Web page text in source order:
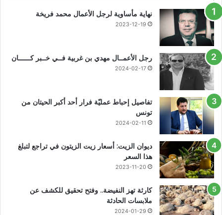
نهاية مأساوية لرجل الأعمال محمد فريخة
2023-12-19
رجل الأعمــال مهدي بن غربية فــي خــبر كــــــان
2024-02-17
تفاصيل إحباط عمليّة فرار أحد أكبر الحيتان من
تونس
2024-02-11
ديوان الزيت: أسعار زيت الزيتون في تراجع لتبلغ
هذا السعر
2023-11-20
كارثة تهز النفيضة.. وفتح تحقيق للكشف عن
ملابسات الحادثة
2024-01-29